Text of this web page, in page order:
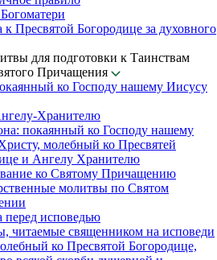
Пресвятой Богородице за духовного
для подготовки к Таинствам
Причащения
ко Господу нашему Иисусу
Хранителю
покаянный ко Господу нашему
молебный ко Пресвятей
и Ангелу Хранителю
ко Святому Причащению
молитвы по Святом
перед исповедью
читаемые священником на исповеди
ко Пресвятой Богородице,